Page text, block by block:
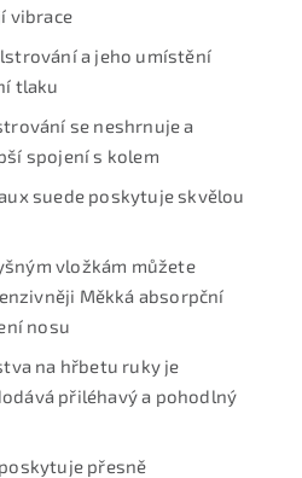
vibrace
a jeho umístění
tlaku
se neshrnuje a
spojení s kolem
suede poskytuje skvělou
vložkám můžete
Měkká absorpční
nosu
na hřbetu ruky je
přiléhavý a pohodlný
přesně